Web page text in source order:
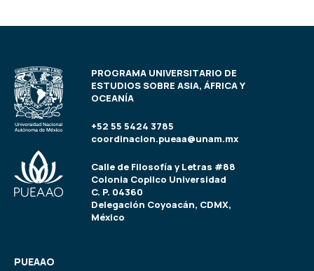
PROGRAMA UNIVERSITARIO DE
ESTUDIOS SOBRE ASIA, ÁFRICA Y
OCEANÍA
+52 55 5424 3785
coordinacion.pueaa@unam.mx
Calle de Filosofía y Letras #88
Colonia Copilco Universidad
C. P. 04360
Delegación Coyoacán, CDMX,
México
PUEAAO